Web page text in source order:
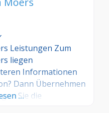
Leistungen Zum
liegen
Informationen
Dann Übernehmen
Sie die
…